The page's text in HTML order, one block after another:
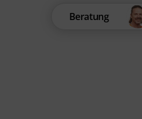
Beratung